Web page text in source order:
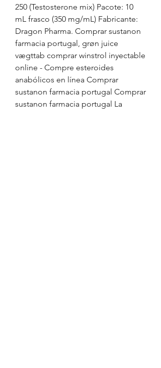
250 (Testosterone mix) Pacote: 10
mL frasco (350 mg/mL) Fabricante:
Dragon Pharma. Comprar sustanon
farmacia portugal, grøn juice
vægttab comprar winstrol inyectable
online - Compre esteroides
anabólicos en línea Comprar
sustanon farmacia portugal Comprar
sustanon farmacia portugal La